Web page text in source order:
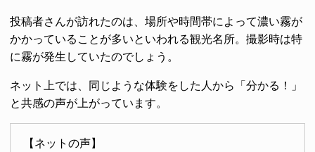
投稿者さんが訪れたのは、場所や時間帯によって濃い霧が
かかっていることが多いといわれる観光名所。撮影時は特
に霧が発生していたのでしょう。
ネット上では、同じような体験をした人から「分かる！」
と共感の声が上がっています。
【ネットの声】